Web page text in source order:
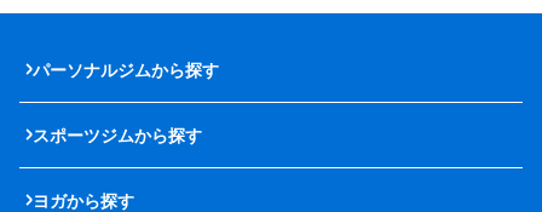
パーソナルジムから探す
スポーツジムから探す
ヨガから探す